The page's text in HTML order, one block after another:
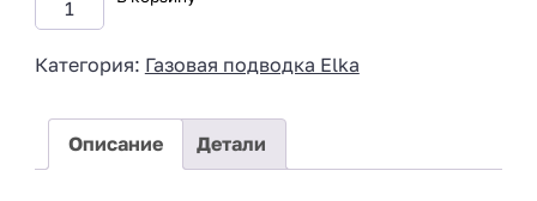
Категория: Газовая подводка Elka
Описание Детали